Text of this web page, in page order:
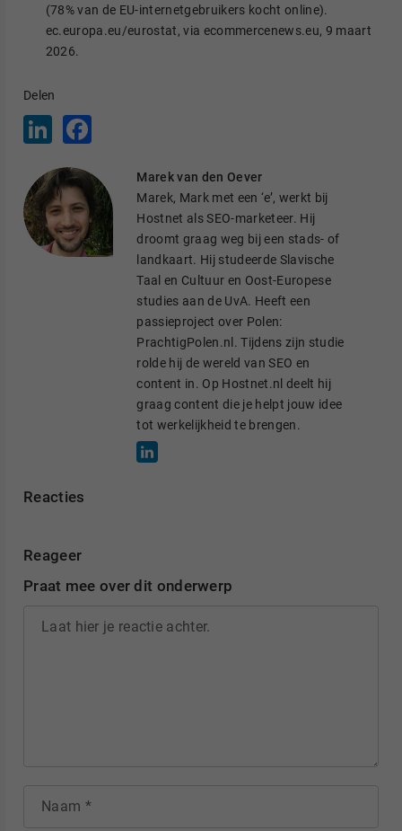
(78% van de EU-internetgebruikers kocht online).
ec.europa.eu/eurostat, via ecommercenews.eu, 9 maart
2026.
Delen
k
e
d
I
n
b
o
Marek van den Oever
Marek, Mark met een ‘e’, werkt bij
Hostnet als SEO-marketeer. Hij
droomt graag weg bij een stads- of
landkaart. Hij studeerde Slavische
Taal en Cultuur en Oost-Europese
studies aan de UvA. Heeft een
passieproject over Polen:
PrachtigPolen.nl. Tijdens zijn studie
rolde hij de wereld van SEO en
content in. Op Hostnet.nl deelt hij
graag content die je helpt jouw idee
tot werkelijkheid te brengen.
Reacties
Reageer
Praat mee over dit onderwerp
Laat hier je reactie achter.
Naam